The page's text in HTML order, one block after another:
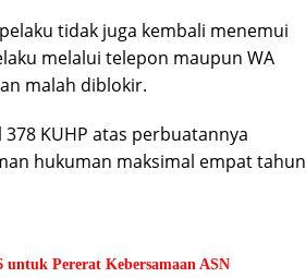
tidak juga kembali menemui
melalui telepon maupun WA
malah diblokir.
KUHP atas perbuatannya
hukuman maksimal empat tahun
Pererat Kebersamaan ASN